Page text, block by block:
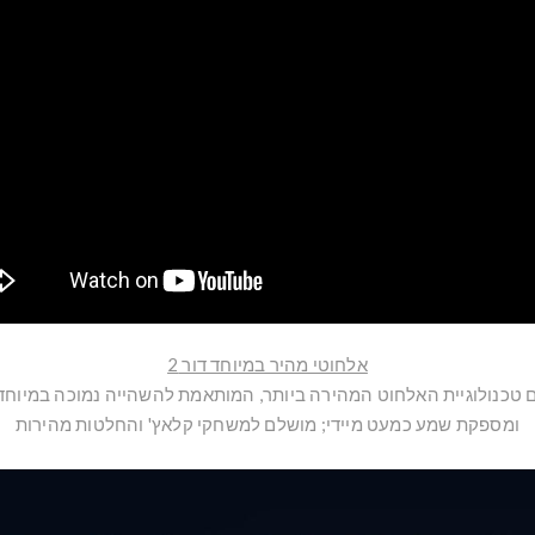
אלחוטי מהיר במיוחד דור 2
האלחוט המהירה ביותר, המותאמת להשהייה נמוכה במיוחד של 10 מילישניות
ומספקת שמע כמעט מיידי; מושלם למשחקי קלאץ' והחלטות מהירות